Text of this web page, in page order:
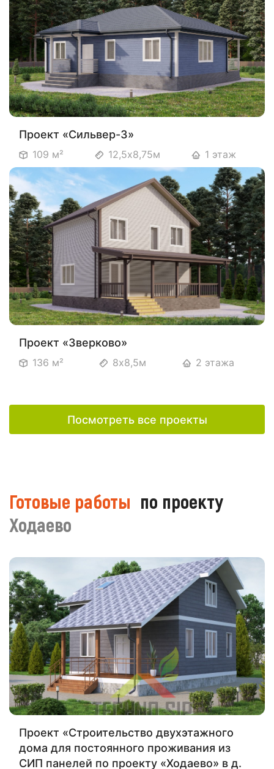
Проект «Сильвер-3»
109 м² 12,5х8,75м 1 этаж
Проект «Зверково»
136 м² 8х8,5м 2 этажа
Посмотреть все проекты
Готовые работы по проекту
Ходаево
Проект «Строительство двухэтажного
дома для постоянного проживания из
СИП панелей по проекту «Ходаево» в д.